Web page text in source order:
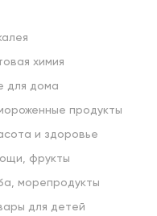
химия
для дома
продукты
и здоровье
фрукты
морепродукты
для детей